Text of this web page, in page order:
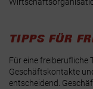
TIPPS FÜR
Für eine freiberufliche
Geschäftskontakte
entscheidend.